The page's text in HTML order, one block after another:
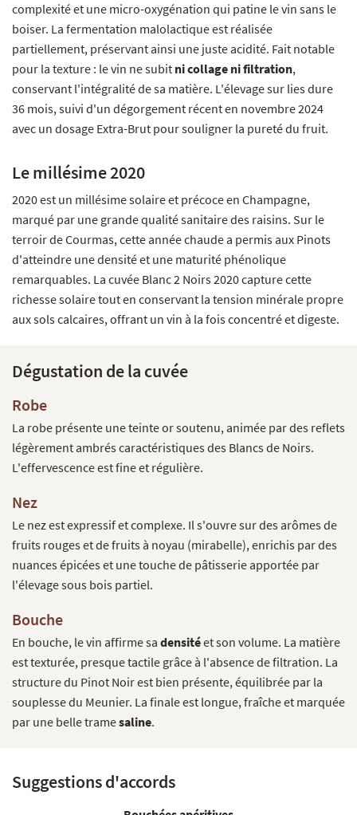
complexité et une micro-oxygénation qui patine le vin sans le
boiser. La fermentation malolactique est réalisée
partiellement, préservant ainsi une juste acidité. Fait notable
pour la texture : le vin ne subit ni collage ni filtration,
conservant l'intégralité de sa matière. L'élevage sur lies dure
36 mois, suivi d'un dégorgement récent en novembre 2024
avec un dosage Extra-Brut pour souligner la pureté du fruit.
Le millésime 2020
2020 est un millésime solaire et précoce en Champagne,
marqué par une grande qualité sanitaire des raisins. Sur le
terroir de Courmas, cette année chaude a permis aux Pinots
d'atteindre une densité et une maturité phénolique
remarquables. La cuvée Blanc 2 Noirs 2020 capture cette
richesse solaire tout en conservant la tension minérale propre
aux sols calcaires, offrant un vin à la fois concentré et digeste.
Dégustation de la cuvée
Robe
La robe présente une teinte or soutenu, animée par des reflets
légèrement ambrés caractéristiques des Blancs de Noirs.
L'effervescence est fine et régulière.
Nez
Le nez est expressif et complexe. Il s'ouvre sur des arômes de
fruits rouges et de fruits à noyau (mirabelle), enrichis par des
nuances épicées et une touche de pâtisserie apportée par
l'élevage sous bois partiel.
Bouche
En bouche, le vin affirme sa densitéet son volume. La matière
est texturée, presque tactile grâce à l'absence de filtration. La
structure du Pinot Noir est bien présente, équilibrée par la
souplesse du Meunier. La finale est longue, fraîche et marquée
par une belle tramesaline.
Suggestions d'accords